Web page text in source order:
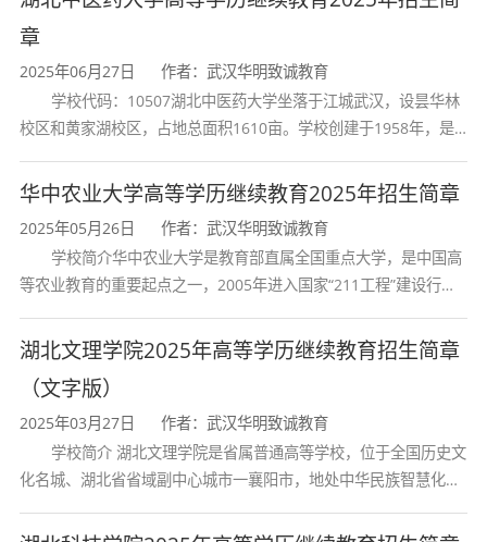
于专业基础课。
学历学位
学生学习期间，学完教学计划规定的全部课程，
考试合格者，由学校颁发国家教育部统一印制的
成人教育本科毕业证书，国家承认学历,对于符合
学位要求的学生颁发学士学位证。
就业前景
各类企事业单位：招聘专员、人力资源开发、员
工考核、员工培训、薪酬管理、劳动关系管理；
猎头类公司：猎头。我国的人力资源从业人员的
章
2025年06月27日
作者：武汉华明致诚教育
学校代码：10507湖北中医药大学坐落于江城武汉，设昙华林
校区和黄家湖校区，占地总面积1610亩。学校创建于1958年，是
育和最早开办中医研究
华中农业大学高等学历继续教育2025年招生简章
2025年05月26日
作者：武汉华明致诚教育
学校简介华中农业大学是教育部直属全国重点大学，是中国高
等农业教育的重要起点之一，2005年进入国家“211工程”建设行
首轮“双一流”成效
湖北文理学院2025年高等学历继续教育招生简章
（文字版）
2025年03月27日
作者：武汉华明致诚教育
学校简介 湖北文理学院是省属普通高等学校，位于全国历史文
化名城、湖北省省域副中心城市一襄阳市，地处中华民族智慧化身
学校、全国普通